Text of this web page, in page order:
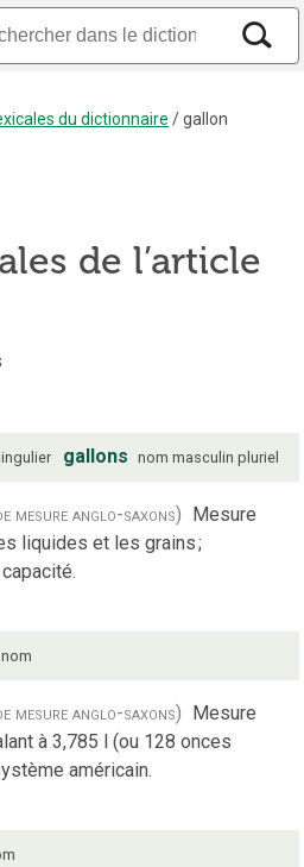
du dictionnaire /gallon
de l’article
gallons nom masculin pluriel
mesure anglo-saxons) Mesure
liquides et les grains;
nom
mesure anglo-saxons) Mesure
à 3,785 l (ou 128 onces
américain.